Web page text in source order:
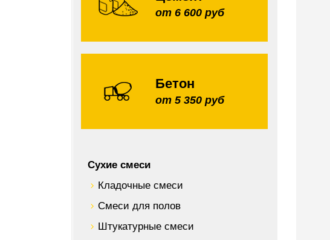
от 6 600 руб
Бетон
от 5 350 руб
Сухие смеси
Кладочные смеси
Смеси для полов
Штукатурные смеси